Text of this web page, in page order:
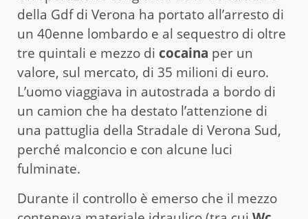
della Gdf di Verona ha portato all’arresto di
un 40enne lombardo e al sequestro di oltre
tre quintali e mezzo di cocaina per un
valore, sul mercato, di 35 milioni di euro.
L’uomo viaggiava in autostrada a bordo di
un camion che ha destato l’attenzione di
una pattuglia della Stradale di Verona Sud,
perché malconcio e con alcune luci
fulminate.
Durante il controllo è emerso che il mezzo